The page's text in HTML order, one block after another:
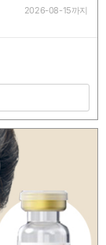
2026-08-15까지